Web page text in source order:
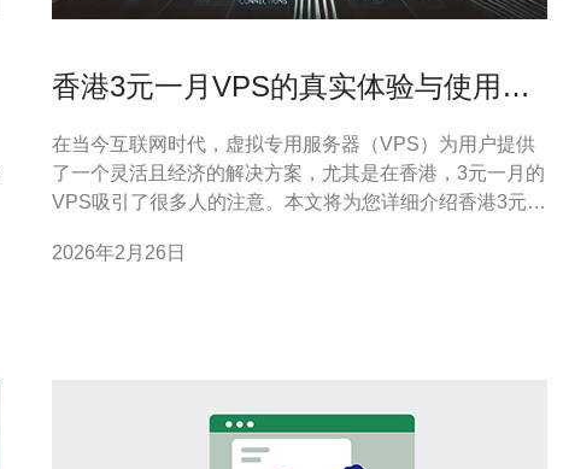
香港3元一月VPS的真实体验与使用建
在当今互联网时代，虚拟专用服务器（VPS）为用户提供
了一个灵活且经济的解决方案，尤其是在香港，3元一月的
VPS吸引了很多人的注意。本文将为您详细介绍香港3元一
步带您了解如何选择和使用VPS。 首先，我们需要选择一
2026年2月26日